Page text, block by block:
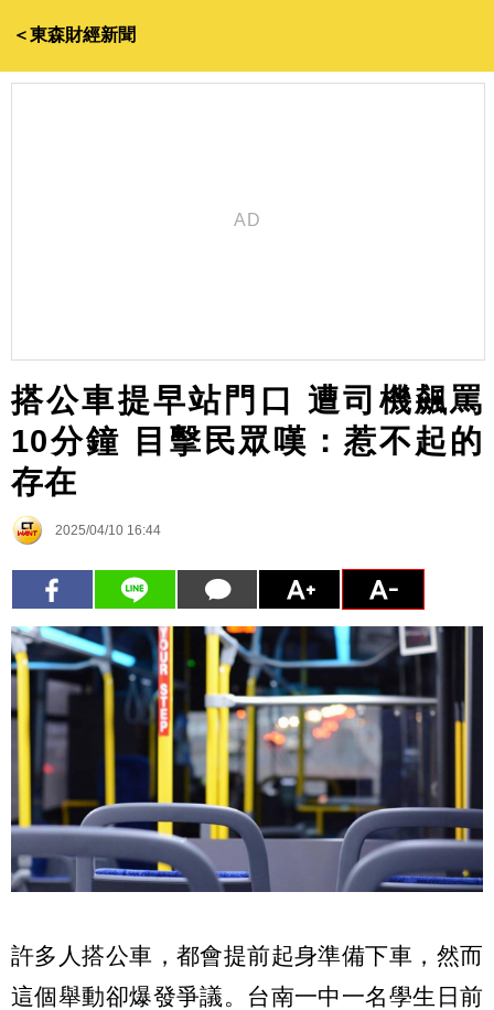
＜東森財經新聞
搭公車提早站門口 遭司機飆罵
10分鐘 目擊民眾嘆：惹不起的
存在
2025/04/10 16:44
許多人搭公車，都會提前起身準備下車，然而
這個舉動卻爆發爭議。台南一中一名學生日前